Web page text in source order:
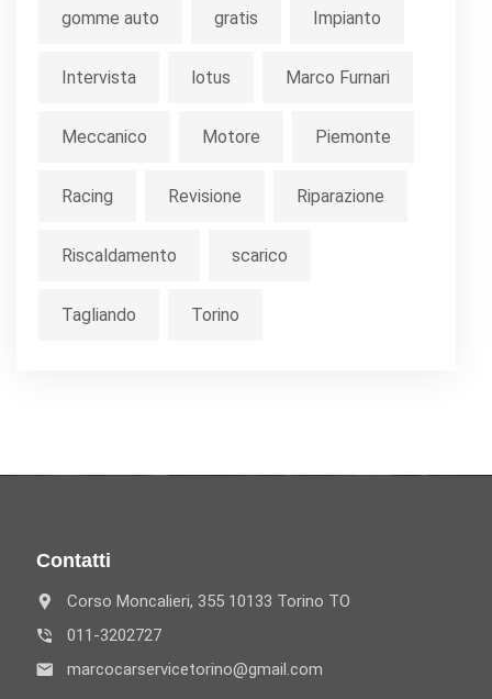
gomme auto gratis Impianto
Intervista lotus Marco Furnari
Meccanico Motore Piemonte
Racing Revisione Riparazione
Riscaldamento scarico
Tagliando Torino
Contatti
Corso Moncalieri, 355 10133 Torino TO
011-3202727
marcocarservicetorino@gmail.com